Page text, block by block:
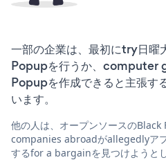
一部の企業は、最初にtry日
Popupを行うか、computer
Popupを作成できると主張す
います。
他の人は、オープンソースの
companies abroadがallegedlyア
するfor a bargainを見つけようとし